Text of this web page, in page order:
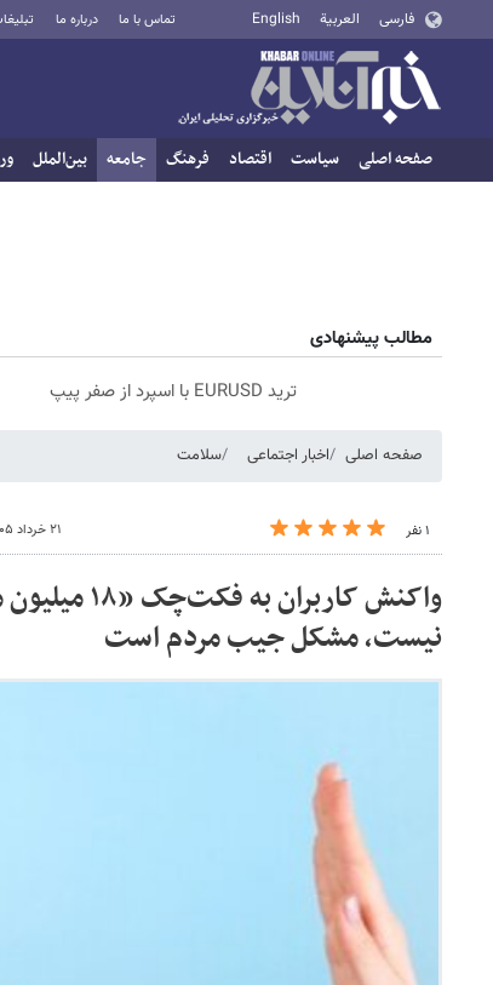
فارسی العربية English تماس با ما درباره ما
صفحه اصلی سیاست اقتصاد فرهنگ جامعه بین‌الملل
مطالب پیشنهادی
ترید EURUSD با اسپرد از صفر پیپ
صفحه اصلی اخبار اجتماعی سلامت
۱ نفر ۲۱ خرداد ۱۴۰۵ - ۲۱:۲۸
واکنش
نیست، مشکل جیب مردم است